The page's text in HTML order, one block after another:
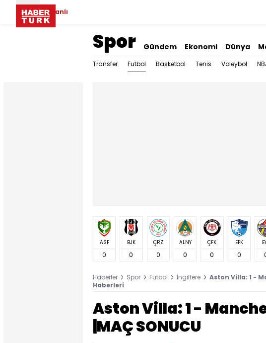
Canlı
Spor Gündem Ekonomi Dünya
Transfer Futbol Basketbol Tenis Voleybol
ASF
0
BJK
0
ÇRZ
0
ALNY
0
ÇFK
0
EFK
0
Haberler Spor Futbol İngiltere
Aston Villa: 1 -
Haberleri
Aston Villa: 1 -
|MAÇ SONUCU